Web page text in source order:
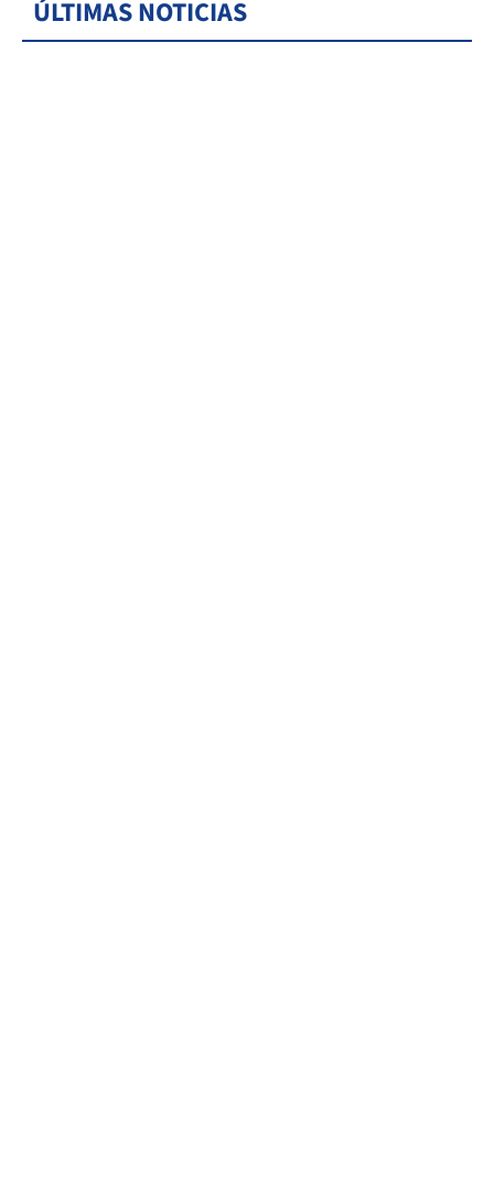
ÚLTIMAS NOTICIAS